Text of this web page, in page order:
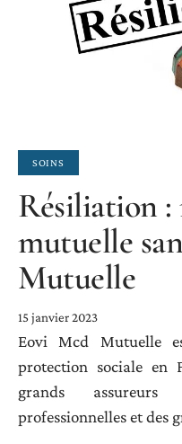
SOINS
Résiliation :
mutuelle
Mutuelle
15 janvier 2023
Eovi Mcd Mutuelle
protection sociale en
grands
professionnelles et des